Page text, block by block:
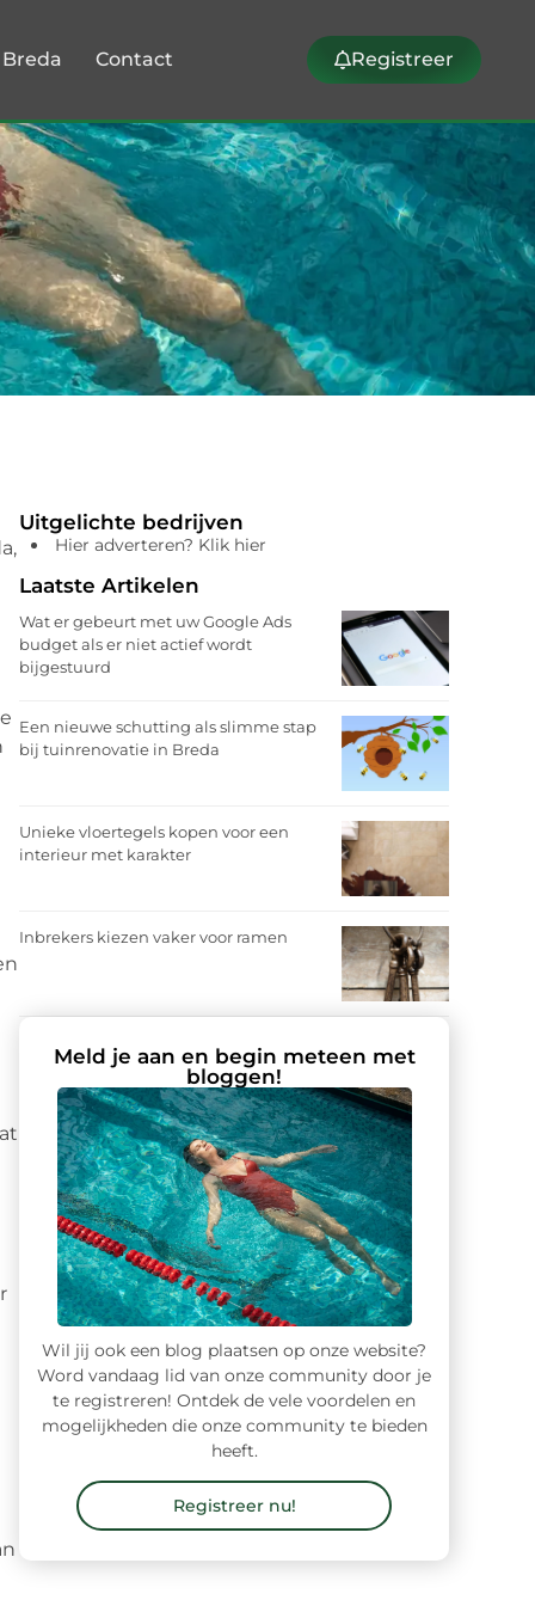
Contact Registreer
Uitgelichte bedrijven
Hier adverteren? Klik hier
Laatste Artikelen
Wat er gebeurt met uw Google Ads
budget als er niet actief wordt
bijgestuurd
Een nieuwe schutting als slimme stap
bij tuinrenovatie in Breda
Unieke vloertegels kopen voor een
interieur met karakter
Inbrekers kiezen vaker voor ramen
Meld je aan en begin meteen met
bloggen!
Wil jij ook een blog plaatsen op onze website?
Word vandaag lid van onze community door je
te registreren! Ontdek de vele voordelen en
mogelijkheden die onze community te bieden
heeft.
Registreer nu!